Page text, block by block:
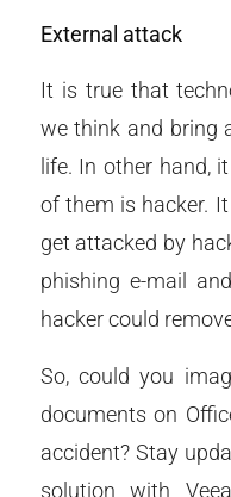
External attack
It is true that
we think and bring
life. In other hand,
of them is hacker.
get attacked by
phishing e-mail
hacker could
So, could you
documents on
accident? Stay
solution with